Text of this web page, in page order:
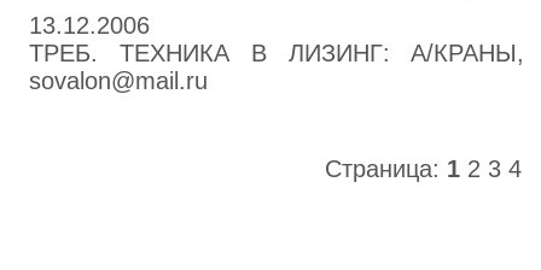
13.12.2006
ТРЕБ. ТЕХНИКА В ЛИЗИНГ: А/
sovalon@mail.ru
Страница: 1 2 3 4